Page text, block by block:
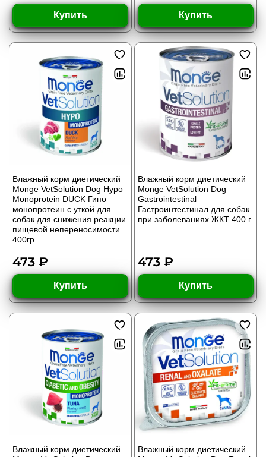
Купить Купить
Влажный корм диетический
Monge VetSolution Dog Hypo
Monoprotein DUCK Гипо
монопротеин с уткой для
собак для снижения реакции
пищевой непереносимости
400гр
473 ₽
Купить
Влажный корм диетический
Monge VetSolution Dog
Gastrointestinal
Гастроинтестинал для собак
при заболеваниях ЖКТ 400 г
473 ₽
Купить
Влажный корм диетический
Влажный корм диетический